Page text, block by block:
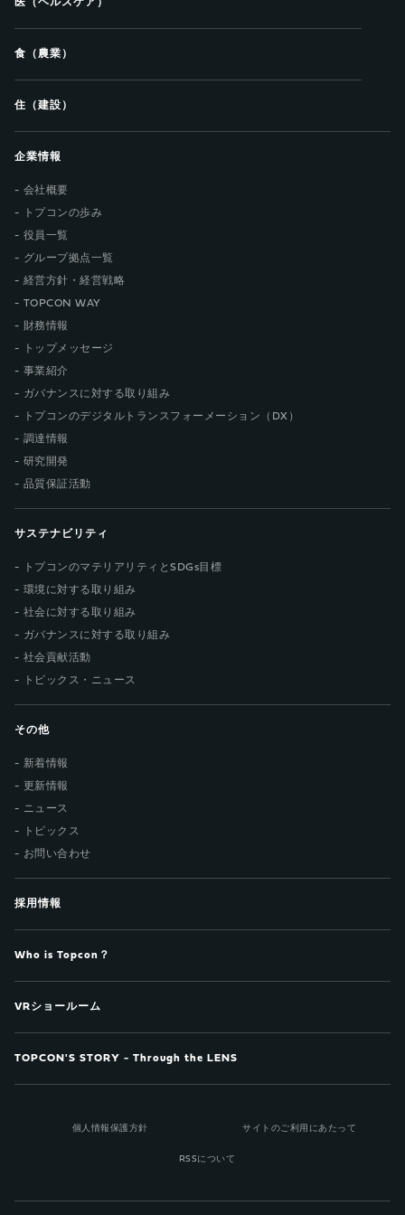
医（ヘルスケア）
食（農業）
住（建設）
企業情報
会社概要
トプコンの歩み
役員一覧
グループ拠点一覧
経営方針・経営戦略
TOPCON WAY
財務情報
トップメッセージ
事業紹介
ガバナンスに対する取り組み
トプコンのデジタルトランスフォーメーション（DX）
調達情報
研究開発
品質保証活動
サステナビリティ
トプコンのマテリアリティとSDGs目標
環境に対する取り組み
社会に対する取り組み
ガバナンスに対する取り組み
社会貢献活動
トピックス・ニュース
その他
新着情報
更新情報
ニュース
トピックス
お問い合わせ
採用情報
Who is Topcon？
VRショールーム
TOPCON'S STORY - Through the LENS
個人情報保護方針 サイトのご利用にあたって
RSSについて